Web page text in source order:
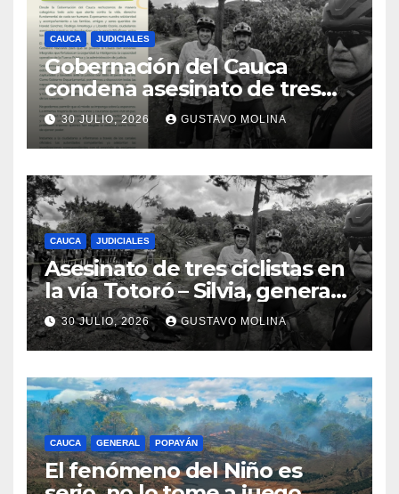
CAUCA JUDICIALES
Gobernación del Cauca
condena asesinato de tres
ciudadanos y exige medidas
urgentes al Gobierno
Nacional
30 JULIO, 2026 GUSTAVO MOLINA
CAUCA JUDICIALES
Asesinato de tres ciclistas en
la vía Totoró – Silvia, genera
consternación en el Cauca
30 JULIO, 2026 GUSTAVO MOLINA
CAUCA GENERAL POPAYÁN
El fenómeno del Niño es